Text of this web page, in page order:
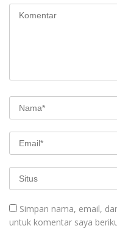
Simpan nama, email,
untuk komentar saya